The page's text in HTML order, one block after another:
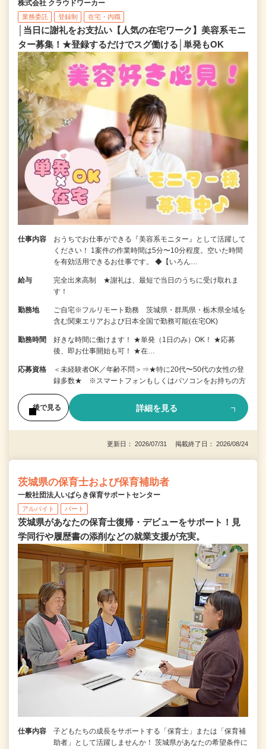
株式会社 クラウドワーカー
業務委託 登録制 在宅・内職
│当日に謝礼をお支払い【人気の在宅ワーク】美容系モニ
ター募集！★登録するだけでスグ働ける│単発もOK
仕事内容
おうちでお仕事ができる『美容系モニター』として活躍して
ください！ 1案件の作業時間は5分〜10分程度。空いた時間
を有効活用できるお仕事です。 ◆【いろん…
給与
完全出来高制 ★謝礼は、最短で当日のうちに受け取れま
す！
勤務地
ご自宅※フルリモート勤務 茨城県・群馬県・栃木県全域を
含む関東エリアおよび日本全国で勤務可能(在宅OK)
勤務時間
好きな時間に働けます！ ★単発（1日のみ）OK！ ★応募
後、即お仕事開始も可！ ★在…
応募資格
＜未経験者OK／年齢不問＞⇒★特に20代〜50代の女性の登
録多数★ ※スマートフォンもしくはパソコンをお持ちの方
後で見る 詳細を見る
更新日： 2026/07/31 掲載終了日： 2026/08/24
茨城県の保育士および保育補助者
一般社団法人いばらき保育サポートセンター
アルバイト パート
茨城県があなたの保育士復帰・デビューをサポート！見
学同行や履歴書の添削などの就業支援が充実。
仕事内容
子どもたちの成長をサポートする「保育士」または「保育補
助者」として活躍しませんか！ 茨城県があなたの希望条件に